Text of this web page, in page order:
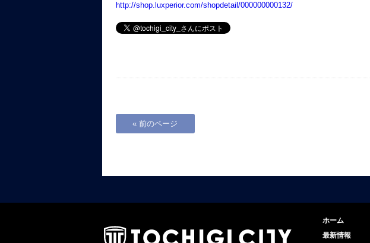
http://shop.luxperior.com/shopdetail/000000000132/
« 前のページ
ホーム
最新情報